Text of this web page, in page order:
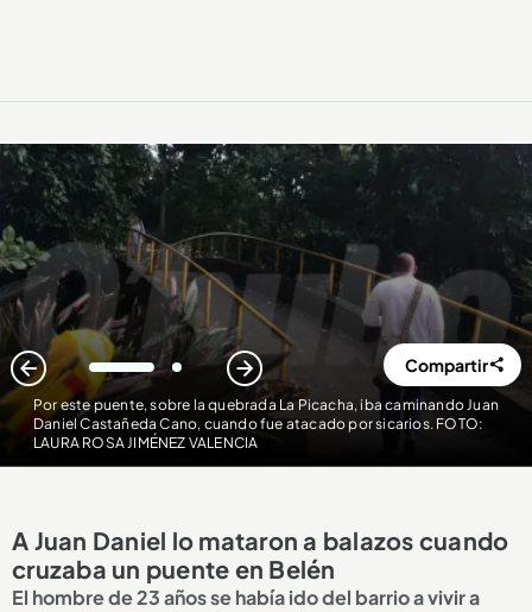
Por este puente, sobre la quebrada La Picacha, iba caminando Juan
Daniel Castañeda Cano, cuando fue atacado por sicarios. FOTO:
LAURA ROSA JIMÉNEZ VALENCIA
1 2 Compartir
A Juan Daniel lo mataron a balazos cuando
cruzaba un puente en Belén
El hombre de 23 años se había ido del barrio a vivir a